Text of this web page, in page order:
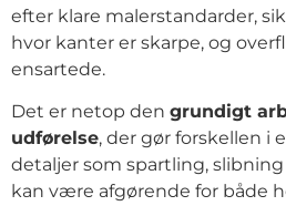
efter klare malerstandarder,
hvor kanter er skarpe, og
ensartede.
Det er netop den grundigt
udførelse, der gør forskellen i
detaljer som spartling,
kan være afgørende for både